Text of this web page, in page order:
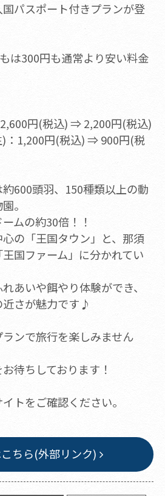
パスポート付きプランが登
は300円も通常より安い料金
円(税込) ⇒ 2,200円(税込)
：1,200円(税込) ⇒ 900円(税
600頭羽、150種類以上の動
。
ムの約30倍！！
の「王国タウン」と、那須
国ファーム」に分かれてい
あいや餌やり体験ができ、
さが魅力です♪
ンで旅行を楽しみません
待ちしております！
トをご確認ください。
ちら(外部リンク)